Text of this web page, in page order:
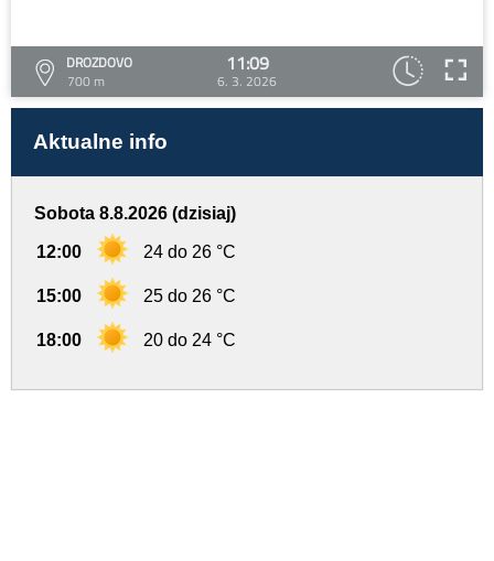
DROZDOVO
700 m
11:09
6. 3. 2026
Aktualne info
Sobota 8.8.2026 (dzisiaj)
12:00 24 do 26 °C
15:00 25 do 26 °C
18:00 20 do 24 °C